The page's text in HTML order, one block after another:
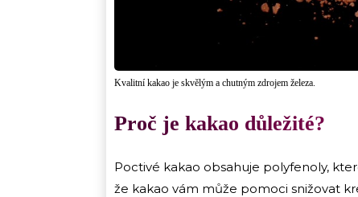
Kvalitní kakao je skvělým a chutným zdrojem železa.
Proč je kakao důležité?
Poctivé kakao obsahuje polyfenoly,
že kakao vám může pomoci snižovat